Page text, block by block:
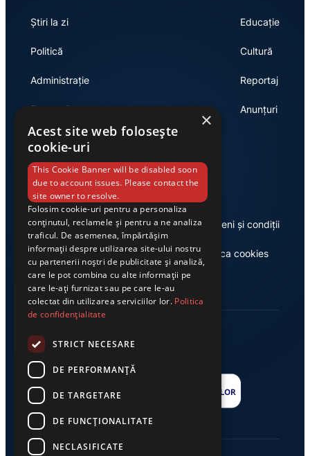
Știri la zi
Politică
Administrație
Economie
Educație
Cultură
Reportaj
Anunțuri
Link-uri utile
Despre noi
Casa de editură Exclusiv
Termeni și condiții
Politica cookies
×
Acest site web folosește
cookie-uri
This Cookie Banner will be disabled soon
due to account issues. Please contact the
site owner to resolve.
Folosim cookie-uri pentru a personaliza
conținutul, reclamele și pentru a ne analiza
traficul. De asemenea, împărtășim
informații despre utilizarea site-ului nostru
cu partenerii noștri de publicitate și analiză,
care le pot combina cu alte informații pe
care le-ați furnizat sau pe care le-au
colectat din utilizarea serviciilor lor. Politica
de confidențialitate
STRICT NECESARE
DE PERFORMANȚĂ
DE TARGETARE
DE FUNCŢIONALITATE
NECLASIFICATE